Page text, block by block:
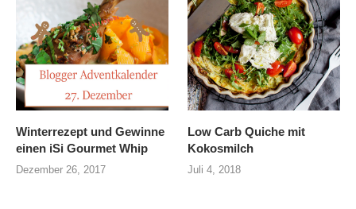
Winterrezept und Gewinne
einen iSi Gourmet Whip
Dezember 26, 2017
Low Carb Quiche mit
Kokosmilch
Juli 4, 2018